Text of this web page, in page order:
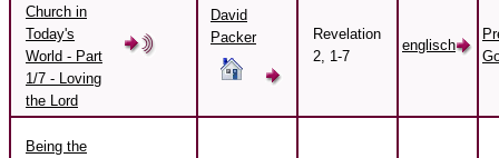
Church in
Today's
World - Part
1/7 - Loving
the Lord
David
Packer
Revelation
2, 1-7
englisch
Being the